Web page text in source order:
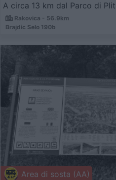
A circa 13 km dal Parco di
Rakovica - 56.9km
Brajdic Selo 190b
Area di sosta (AA)